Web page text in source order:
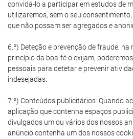
convidá-lo a participar em estudos de
utilizaremos, sem o seu
que não possam ser agregados e
6.º) Deteção e prevenção de fraude: na
princípio da boa-fé o exijam,
pessoais para detetar e prevenir
indesejadas.
7.º) Conteúdos publicitários: Quando
aplicação que contenha espaços
divulgados um ou vários dos nossos
anúncio contenha um dos nossos